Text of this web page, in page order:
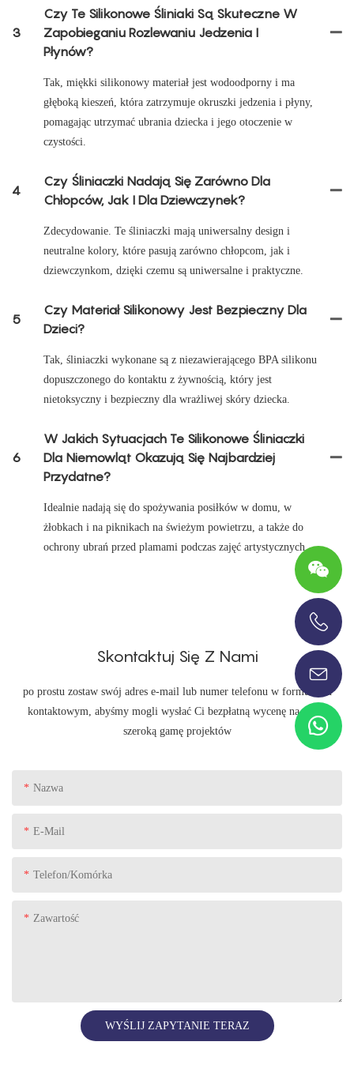
3
Czy Te Silikonowe Śliniaki Są Skuteczne W
Zapobieganiu Rozlewaniu Jedzenia I
Płynów?
Tak, miękki silikonowy materiał jest wodoodporny i ma
głęboką kieszeń, która zatrzymuje okruszki jedzenia i płyny,
pomagając utrzymać ubrania dziecka i jego otoczenie w
czystości.
4
Czy Śliniaczki Nadają Się Zarówno Dla
Chłopców, Jak I Dla Dziewczynek?
Zdecydowanie. Te śliniaczki mają uniwersalny design i
neutralne kolory, które pasują zarówno chłopcom, jak i
dziewczynkom, dzięki czemu są uniwersalne i praktyczne.
5
Czy Materiał Silikonowy Jest Bezpieczny Dla
Dzieci?
Tak, śliniaczki wykonane są z niezawierającego BPA silikonu
dopuszczonego do kontaktu z żywnością, który jest
nietoksyczny i bezpieczny dla wrażliwej skóry dziecka.
6
W Jakich Sytuacjach Te Silikonowe Śliniaczki
Dla Niemowląt Okazują Się Najbardziej
Przydatne?
Idealnie nadają się do spożywania posiłków w domu, w
żłobkach i na piknikach na świeżym powietrzu, a także do
ochrony ubrań przed plamami podczas zajęć artystycznych.
Skontaktuj Się Z Nami
po prostu zostaw swój adres e-mail lub numer telefonu w formularzu
kontaktowym, abyśmy mogli wysłać Ci bezpłatną wycenę na naszą
szeroką gamę projektów
Nazwa
E-Mail
Telefon/komórka
Zawartość
WYŚLIJ ZAPYTANIE TERAZ